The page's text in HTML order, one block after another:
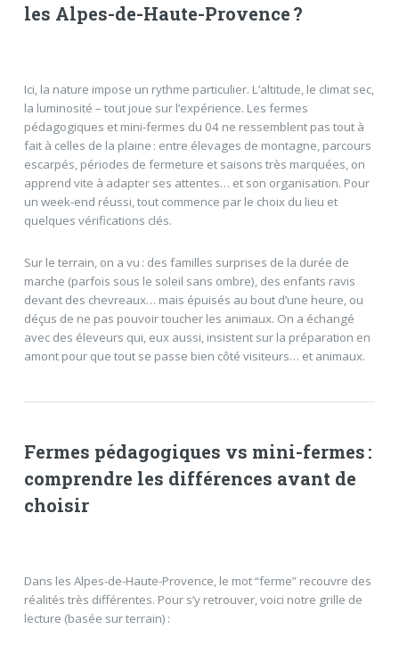
les Alpes-de-Haute-Provence ?
Ici, la nature impose un rythme particulier. L’altitude, le climat sec,
la luminosité – tout joue sur l’expérience. Les fermes
pédagogiques et mini-fermes du 04 ne ressemblent pas tout à
fait à celles de la plaine : entre élevages de montagne, parcours
escarpés, périodes de fermeture et saisons très marquées, on
apprend vite à adapter ses attentes… et son organisation. Pour
un week-end réussi, tout commence par le choix du lieu et
quelques vérifications clés.
Sur le terrain, on a vu : des familles surprises de la durée de
marche (parfois sous le soleil sans ombre), des enfants ravis
devant des chevreaux… mais épuisés au bout d’une heure, ou
déçus de ne pas pouvoir toucher les animaux. On a échangé
avec des éleveurs qui, eux aussi, insistent sur la préparation en
amont pour que tout se passe bien côté visiteurs… et animaux.
Fermes pédagogiques vs mini-fermes :
comprendre les différences avant de
choisir
Dans les Alpes-de-Haute-Provence, le mot “ferme” recouvre des
réalités très différentes. Pour s’y retrouver, voici notre grille de
lecture (basée sur terrain) :